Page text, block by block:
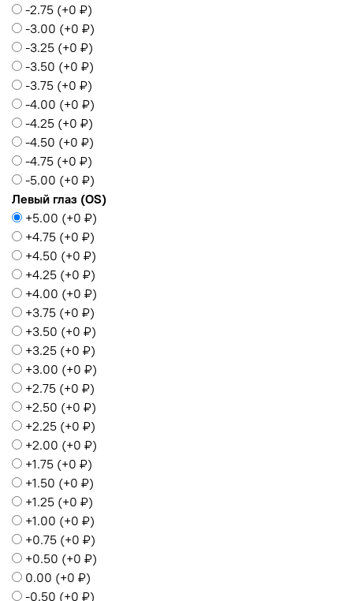
-2.75 (+0 ₽)
-3.00 (+0 ₽)
-3.25 (+0 ₽)
-3.50 (+0 ₽)
-3.75 (+0 ₽)
-4.00 (+0 ₽)
-4.25 (+0 ₽)
-4.50 (+0 ₽)
-4.75 (+0 ₽)
-5.00 (+0 ₽)
Левый глаз (OS)
+5.00 (+0 ₽)
+4.75 (+0 ₽)
+4.50 (+0 ₽)
+4.25 (+0 ₽)
+4.00 (+0 ₽)
+3.75 (+0 ₽)
+3.50 (+0 ₽)
+3.25 (+0 ₽)
+3.00 (+0 ₽)
+2.75 (+0 ₽)
+2.50 (+0 ₽)
+2.25 (+0 ₽)
+2.00 (+0 ₽)
+1.75 (+0 ₽)
+1.50 (+0 ₽)
+1.25 (+0 ₽)
+1.00 (+0 ₽)
+0.75 (+0 ₽)
+0.50 (+0 ₽)
0.00 (+0 ₽)
-0.50 (+0 ₽)